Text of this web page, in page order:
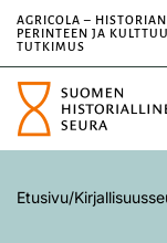
AGRICOLA –
PERINTEEN JA
TUTKIMUS
Etusivu/